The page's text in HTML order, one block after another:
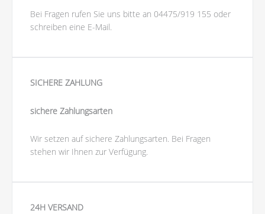
Bei Fragen rufen Sie uns bitte an 04475/919 155 oder
schreiben eine E-Mail.
SICHERE ZAHLUNG
sichere Zahlungsarten
Wir setzen auf sichere Zahlungsarten. Bei Fragen
stehen wir Ihnen zur Verfügung.
24H VERSAND